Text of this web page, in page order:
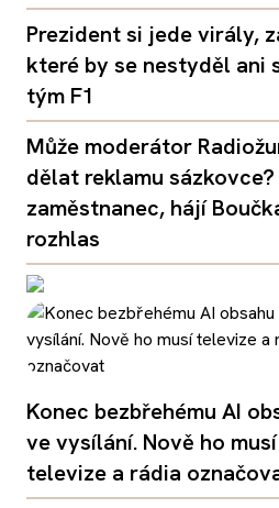
Prezident si jede virály,
které by se nestyděl ani
tým F1
Může moderátor
dělat reklamu sázkovce?
zaměstnanec, hájí
rozhlas
Konec bezbřehému AI
ve vysílání. Nově ho musí
televize a rádia